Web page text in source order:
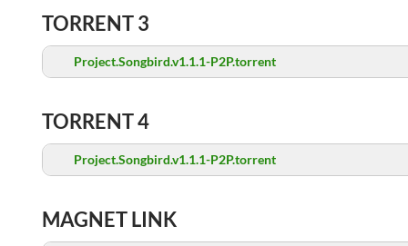
TORRENT 3
Project.Songbird.v1.1.1-P2P.torrent
TORRENT 4
Project.Songbird.v1.1.1-P2P.torrent
MAGNET LINK